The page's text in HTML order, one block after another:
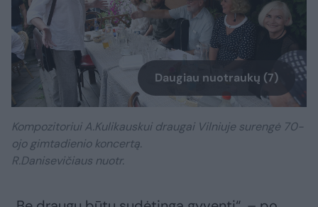
Daugiau nuotraukų (7)
Kompozitoriui A.Kulikauskui draugai Vilniuje surengė 70-
ojo gimtadienio koncertą.
R.Danisevičiaus nuotr.